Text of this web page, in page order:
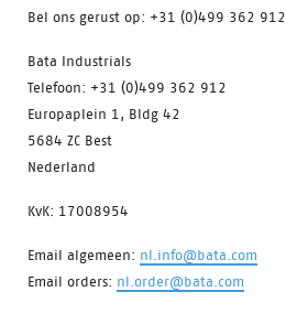
Bel ons gerust op: +31 (0)499 362 912
Bata Industrials
Telefoon: +31 (0)499 362 912
Europaplein 1, Bldg 42
5684 ZC Best
Nederland
KvK: 17008954
Email algemeen: nl.info@bata.com
Email orders: nl.order@bata.com